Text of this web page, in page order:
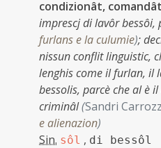
condizionât,
imprescj di lavôr bessôi,
furlans e la culumie);
nissun conflit linguistic,
lenghis come il furlan, il
bessolis, parcè che al è
criminâl(Sandri
e alienazion)
Sin. sôl , di bessôl